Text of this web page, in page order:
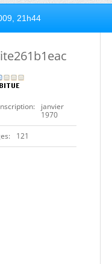
21h44
janvier
1970
121